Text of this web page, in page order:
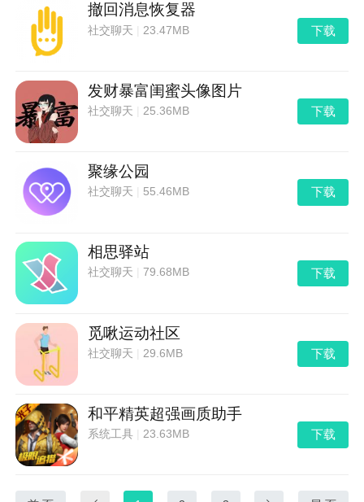
撤回消息恢复器
社交聊天 23.47MB 下载
发财暴富闺蜜头像图片
社交聊天 25.36MB 下载
聚缘公园
社交聊天 55.46MB 下载
相思驿站
社交聊天 |79.68MB 下载
觅啾运动社区
社交聊天 29.6MB 下载
和平精英超强画质助手
系统工具 23.63MB 下载